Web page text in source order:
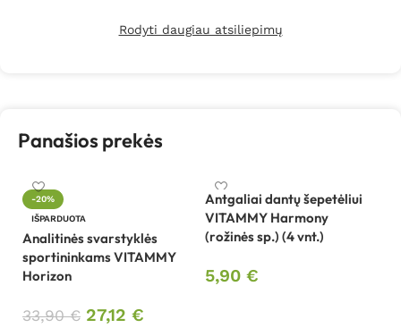
Rodyti daugiau atsiliepimų
Panašios prekės
-20%
IŠPARDUOTA
Analitinės svarstyklės
sportininkams VITAMMY
Horizon
33,90€ 27,12 €
Antgaliai dantų šepetėliui
VITAMMY Harmony
(rožinės sp.) (4 vnt.)
5,90 €